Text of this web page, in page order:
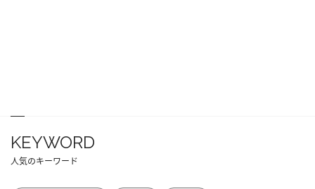
KEYWORD
人気のキーワード